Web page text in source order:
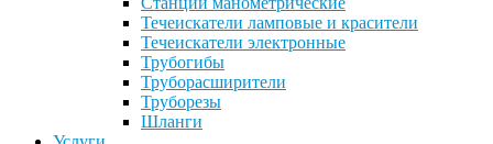
Течеискатели ламповые и красители
Течеискатели электронные
Трубогибы
Труборасширители
Труборезы
Шланги